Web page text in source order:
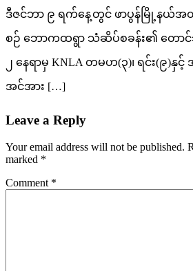
ဒီဇင်ဘာ ၉ ရက်နေ့တွင် ဖာပွန်မြို့နယ်အတွ
စဉ် ဘောကထရွာ သံဆိပ်စခန်း၏ တော
၂ နေရာမှ KNLA တမဟ(၃)၊ ရင်း(၉)နှင့်
အင်အား […]
Leave a Reply
Your email address will not be published.
marked *
Comment *